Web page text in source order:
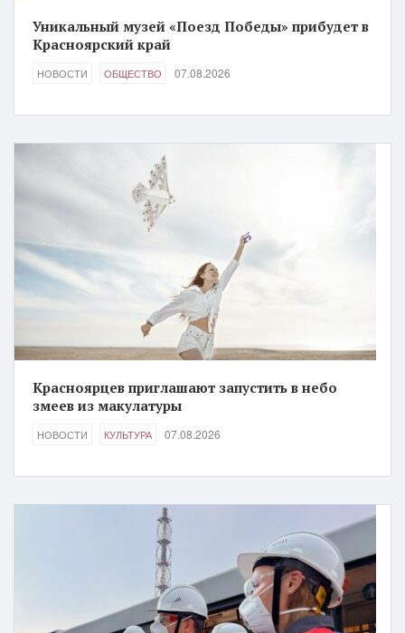
Уникальный музей «Поезд Победы» прибудет в
Красноярский край
НОВОСТИ ОБЩЕСТВО 07.08.2026
Красноярцев приглашают запустить в небо
змеев из макулатуры
НОВОСТИ КУЛЬТУРА 07.08.2026